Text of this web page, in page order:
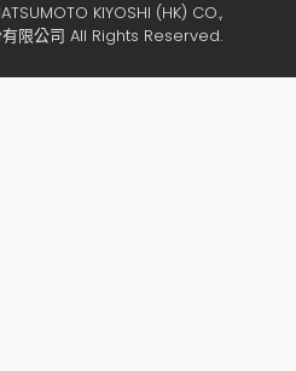
KIYOSHI (HK) CO.,
有限公司 All Rights Reserved.